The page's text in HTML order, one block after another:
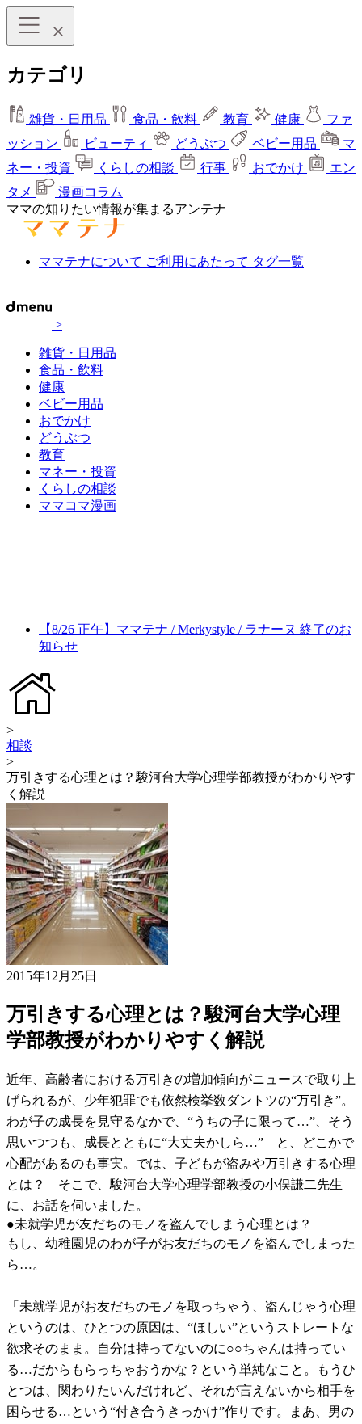
カテゴリ
雑貨・日用品 食品・飲料 教育 健康
ファ
ッション
ビューティ どうぶつ ベビー用品
マ
ネー・投資
くらしの相談 行事 おでかけ
エン
タメ
漫画コラム
ママの知りたい情報が集まるアンテナ
ママテナについて ご利用にあたって タグ一覧
>
雑貨・日用品
食品・飲料
健康
ベビー用品
おでかけ
どうぶつ
教育
マネー・投資
くらしの相談
ママコマ漫画
【8/26 正午】ママテナ / Merkystyle / ラナーヌ 終了のお
知らせ
>
相談
>
万引きする心理とは？駿河台大学心理学部教授がわかりやす
く解説
2015年12月25日
万引きする心理とは？駿河台大学心理
学部教授がわかりやすく解説
近年、高齢者における万引きの増加傾向がニュースで取り上
げられるが、少年犯罪でも依然検挙数ダントツの“万引き”。
わが子の成長を見守るなかで、“うちの子に限って…”、そう
思いつつも、成長とともに“大丈夫かしら…” と、どこかで
心配があるのも事実。では、子どもが盗みや万引きする心理
とは？ そこで、駿河台大学心理学部教授の小俣謙二先生
に、お話を伺いました。
●未就学児が友だちのモノを盗んでしまう心理とは？
もし、幼稚園児のわが子がお友だちのモノを盗んでしまった
ら…。
「未就学児がお友だちのモノを取っちゃう、盗んじゃう心理
というのは、ひとつの原因は、“ほしい”というストレートな
欲求そのまま。自分は持ってないのに○○ちゃんは持ってい
る…だからもらっちゃおうかな？という単純なこと。もうひ
とつは、関わりたいんだけれど、それが言えないから相手を
困らせる…という“付き合うきっかけ”作りです。まあ、男の